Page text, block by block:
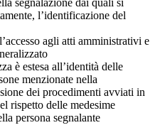
segnalazione dai quali si
l’identificazione del
agli atti amministrativi e
è estesa all’identità delle
menzionate nella
dei procedimenti avviati in
rispetto delle medesime
persona segnalante